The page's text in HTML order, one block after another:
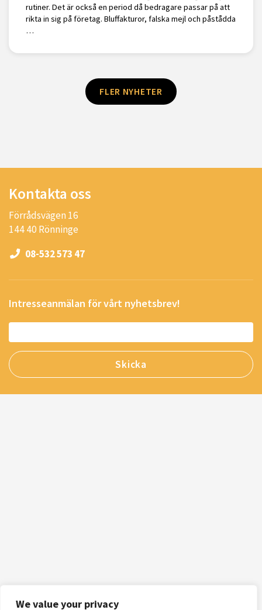
We value your privacy
rutiner. Det är också en period då bedragare passar på att
rikta in sig på företag. Bluffakturor, falska mejl och påstådda
…
FLER NYHETER
Kontakta oss
Förrådsvägen 16
144 40 Rönninge
08-532 573 47
Intresseanmälan för vårt nyhetsbrev!